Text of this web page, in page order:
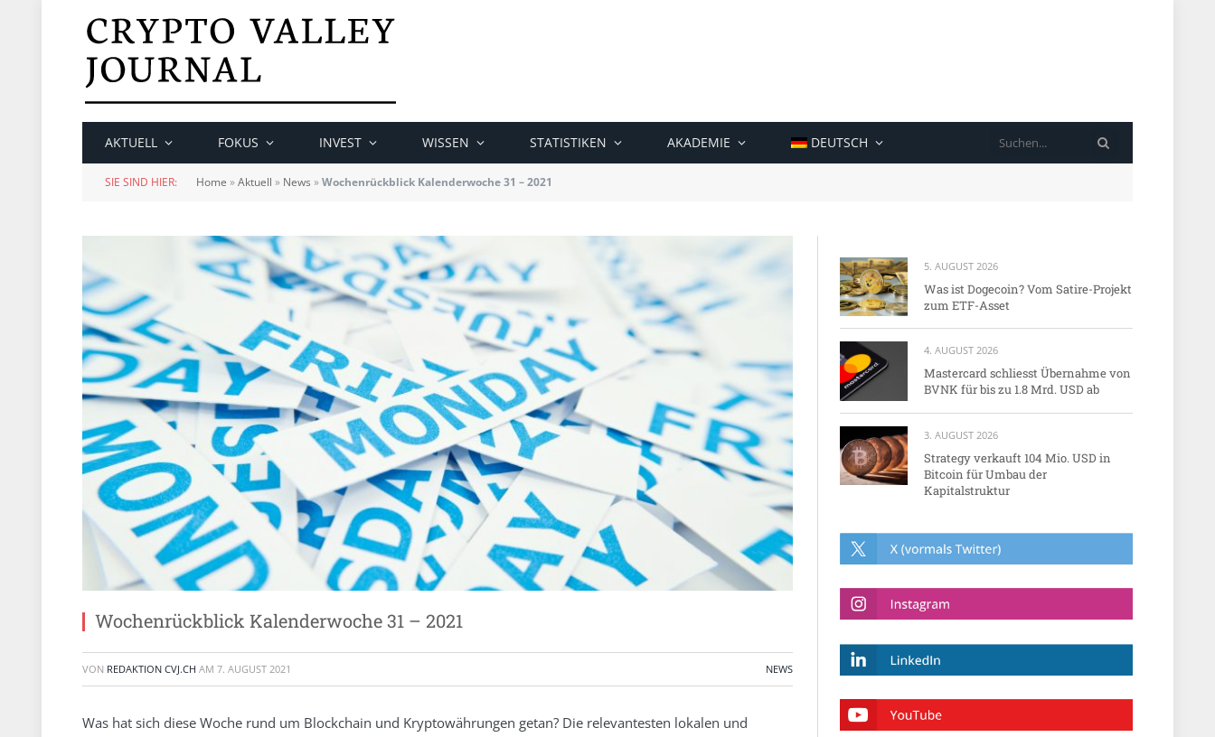
AKTUELL FOKUS INVEST WISSEN STATISTIKEN AKADEMIE DEUTSCH
SIE SIND HIER: Home »Aktuell » News »Wochenrückblick Kalenderwoche 31 – 2021
Wochenrückblick Kalenderwoche 31 – 2021
VON REDAKTION CVJ.CH AM 7. AUGUST 2021 NEWS
Was hat sich diese Woche rund um Blockchain und Kryptowährungen getan? Die relevantesten lokalen und
5. AUGUST 2026
Was ist Dogecoin? Vom Satire-Projekt
zum ETF-Asset
4. AUGUST 2026
Mastercard schliesst Übernahme von
BVNK für bis zu 1.8 Mrd. USD ab
3. AUGUST 2026
Strategy verkauft 104 Mio. USD in
Bitcoin für Umbau der
Kapitalstruktur